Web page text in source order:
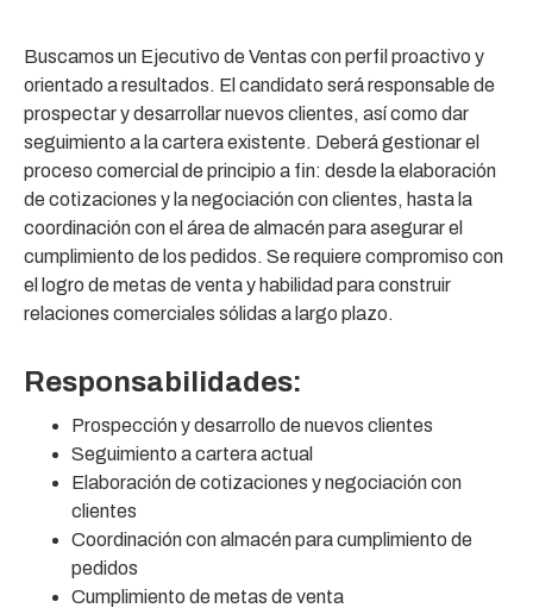
Buscamos un Ejecutivo de Ventas con perfil proactivo y
orientado a resultados. El candidato será responsable de
prospectar y desarrollar nuevos clientes, así como dar
seguimiento a la cartera existente. Deberá gestionar el
proceso comercial de principio a fin: desde la elaboración
de cotizaciones y la negociación con clientes, hasta la
coordinación con el área de almacén para asegurar el
cumplimiento de los pedidos. Se requiere compromiso con
el logro de metas de venta y habilidad para construir
relaciones comerciales sólidas a largo plazo.
Responsabilidades:
Prospección y desarrollo de nuevos clientes
Seguimiento a cartera actual
Elaboración de cotizaciones y negociación con
clientes
Coordinación con almacén para cumplimiento de
pedidos
Cumplimiento de metas de venta